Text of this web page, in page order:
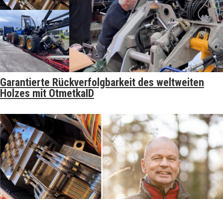
Garantierte Rückverfolgbarkeit des weltweiten
Holzes mit OtmetkaID